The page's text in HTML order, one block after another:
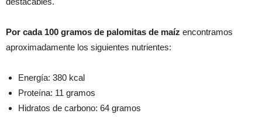
Por cada 100 gramos de palomitas de maíz encontramos
aproximadamente los siguientes nutrientes:
Energía: 380 kcal
Proteína: 11 gramos
Hidratos de carbono: 64 gramos